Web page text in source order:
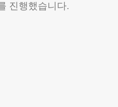
진행했습니다.